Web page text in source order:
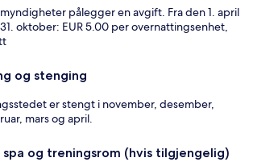
myndigheter pålegger en avgift. Fra den 1. april
oktober: EUR 5.00 per overnattingsenhet,
og stenging
er stengt i november, desember,
mars og april.
spa og treningsrom (hvis tilgjengelig)